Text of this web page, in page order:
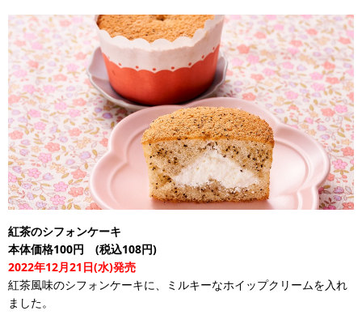
紅茶のシフォンケーキ
本体価格100円 (税込108円)
2022年12月21日(水)発売
紅茶風味のシフォンケーキに、ミルキーなホイップクリームを入れ
ました。